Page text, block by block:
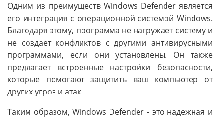
Одним из преимуществ Windows Defender является
его интеграция с операционной системой Windows.
Благодаря этому, программа не нагружает систему и
не создает конфликтов с другими антивирусными
программами, если они установлены. Он также
предлагает встроенные настройки безопасности,
которые помогают защитить ваш компьютер от
других угроз и атак.
Таким образом, Windows Defender - это надежная и